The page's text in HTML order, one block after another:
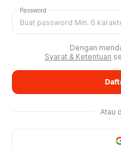
Password
Dengan
Syarat & Ketentuan
Atau